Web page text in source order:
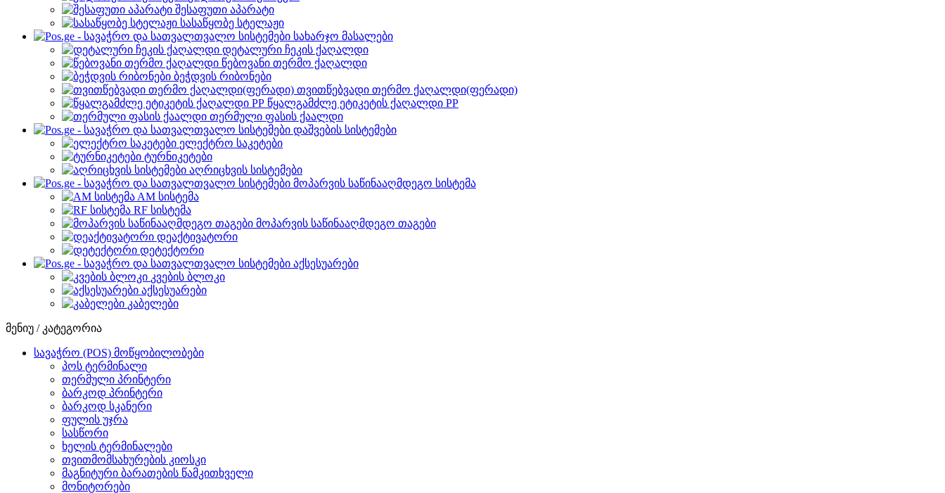
შესაფუთი აპარატი
სასაწყობე სტელაჟი
სახარჯო მასალები
დეტალური ჩეკის ქაღალდი
წებოვანი თერმო ქაღალდი
ბეჭდვის რიბონები
თვითწებვადი თერმო ქაღალდი(ფერადი)
წყალგამძლე ეტიკეტის ქაღალდი PP
თერმული ფასის ქაალდი
დაშვების სისტემები
ელექტრო საკეტები
ტურნიკეტები
აღრიცხვის სისტემები
მოპარვის საწინააღმდეგო სისტემა
AM სისტემა
RF სისტემა
მოპარვის საწინააღმდეგო თაგები
დეაქტივატორი
დეტექტორი
აქსესუარები
კვების ბლოკი
აქსესუარები
კაბელები
მენიუ / კატეგორია
სავაჭრო (POS) მოწყობილობები
პოს ტერმინალი
თერმული პრინტერი
ბარკოდ პრინტერი
ბარკოდ სკანერი
ფულის უჯრა
სასწორი
ხელის ტერმინალები
თვითმომსახურების კიოსკი
მაგნიტური ბარათების წამკითხველი
მონიტორები